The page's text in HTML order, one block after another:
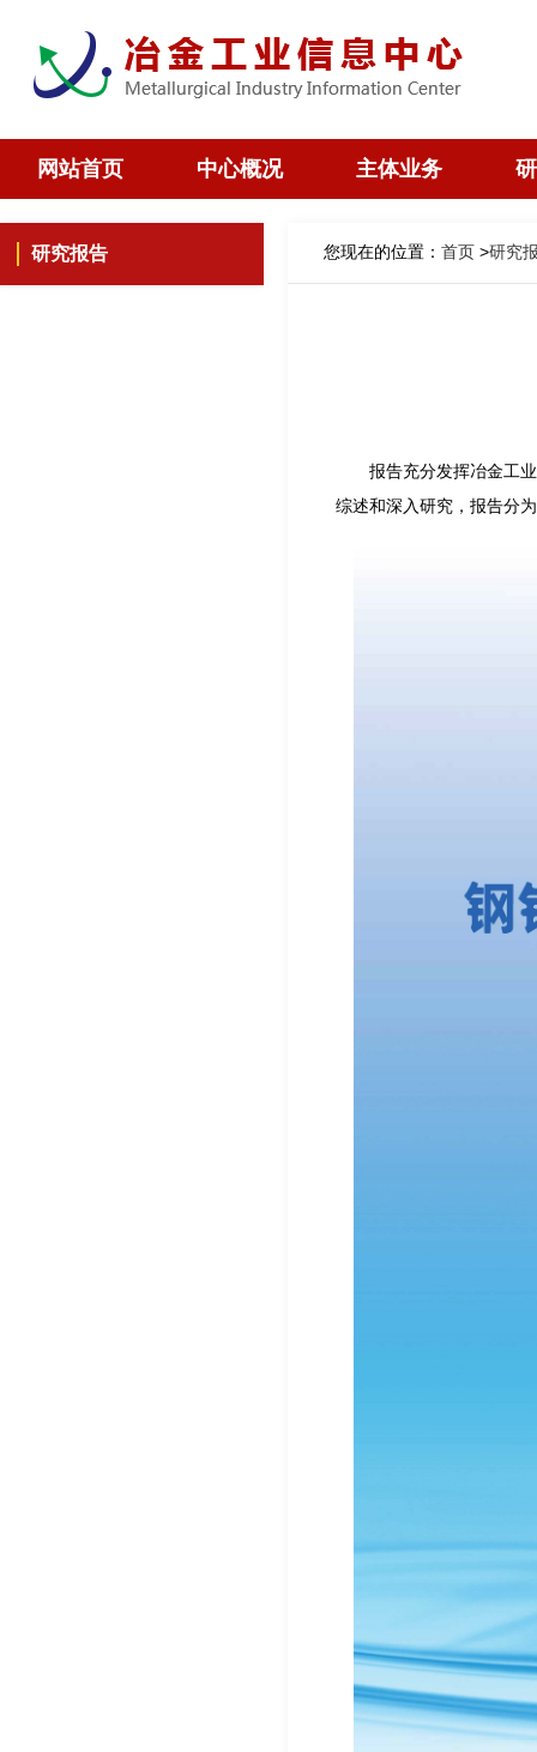
网站首页 中心概况 主体业务
研究报告 您现在的位置： 首页 >研究
报告充分发挥冶金工
综述和深入研究，报告分